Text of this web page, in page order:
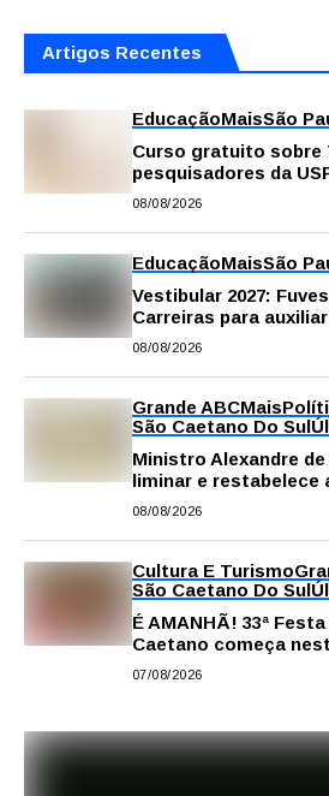
Artigos Recentes
EducaçãoMaisSão
Curso gratuito sobre
pesquisadores da
inscrever
08/08/2026
EducaçãoMaisSão
Vestibular 2027:
Carreiras para
escolha da profissão
08/08/2026
Grande ABCMais
São Caetano Do Sul
Ministro Alexandre
liminar e restabelece
comissão
08/08/2026
Cultura E Turismo
São Caetano Do Sul
É AMANHÃ! 33ª
Caetano começa
gastronomia, música
07/08/2026